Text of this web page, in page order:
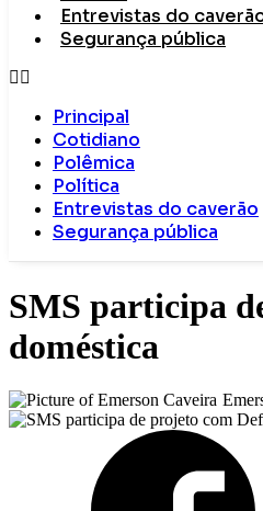
Entrevistas do
Segurança pública
Principal
Cotidiano
Polêmica
Política
Entrevistas do caverão
Segurança pública
SMS participa
doméstica